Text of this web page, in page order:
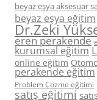
beyaz eşya aksesuar
beyaz eşya eğitim
Dr.Zeki
eren perakende
kurumsal eğitim
online eğitim
perakende eğitim
Problem Çözme eğitimi
satış eğitimi